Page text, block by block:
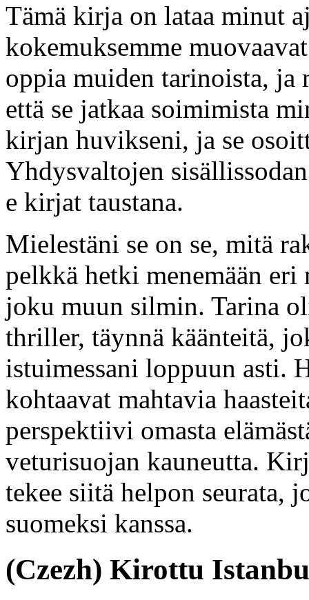
Tämä kirja on lataa minut
kokemuksemme
oppia muiden tarinoista, ja
että se jatkaa soimimista
kirjan huvikseni, ja se
Yhdysvaltojen
e kirjat​ taustana.
Mielestäni se on se, mitä
pelkkä hetki menemään eri
joku muun silmin. Tarina
thriller, täynnä käänteitä,
istuimessani loppuun asti.
kohtaavat mahtavia
perspektiivi omasta
veturisuojan kauneutta.
tekee siitä helpon seurata,
suomeksi kanssa.
(Czezh) Kirottu